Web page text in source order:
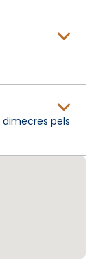
dimecres pels